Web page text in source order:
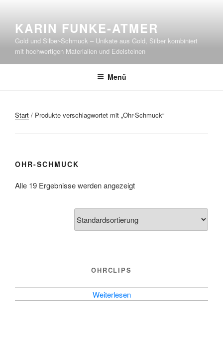
springenKARIN FUNKE-ATMER
Gold und Silber-Schmuck – Unikate aus Gold, Silber kombiniert
mit hochwertigen Materialien und Edelsteinen
Menü
Start / Produkte verschlagwortet mit „Ohr-Schmuck“
OHR-SCHMUCK
Alle 19 Ergebnisse werden angezeigt
OHRCLIPS
Weiterlesen